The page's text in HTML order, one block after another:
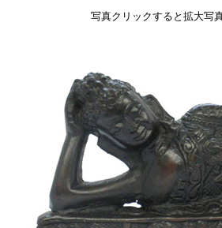
写真クリックすると拡大写